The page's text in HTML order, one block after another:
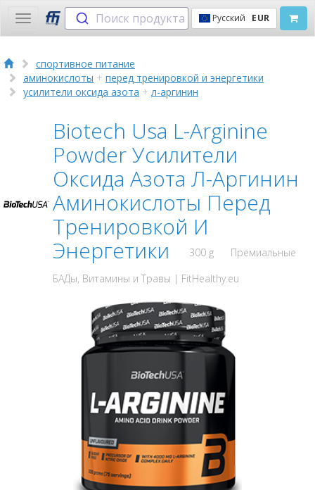
Toggle
navigation
Поиск продукта Русский EUR
спортивное питание
аминокислоты + пeред тренировкой и энергетики
усилители оксида азота + л-аргинин
Biotech Usa L-Arginine
Powder Усилители
Оксида Азота Л-Аргинин
Аминокислоты Пeред
Тренировкой И
Энергетики
300 g
Премиальные
БАДы, Витамины и Травы | FitHealthy.eu